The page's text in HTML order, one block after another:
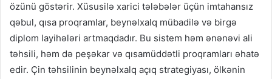
özünü göstərir. Xüsusilə xarici tələbələr üçün imtahansız
qəbul, qısa proqramlar, beynəlxalq mübadilə və birgə
diplom layihələri artmaqdadır. Bu sistem həm ənənəvi ali
təhsili, həm də peşəkar və qısamüddətli proqramları əhatə
edir. Çin təhsilinin beynəlxalq açıq strategiyası, ölkənin